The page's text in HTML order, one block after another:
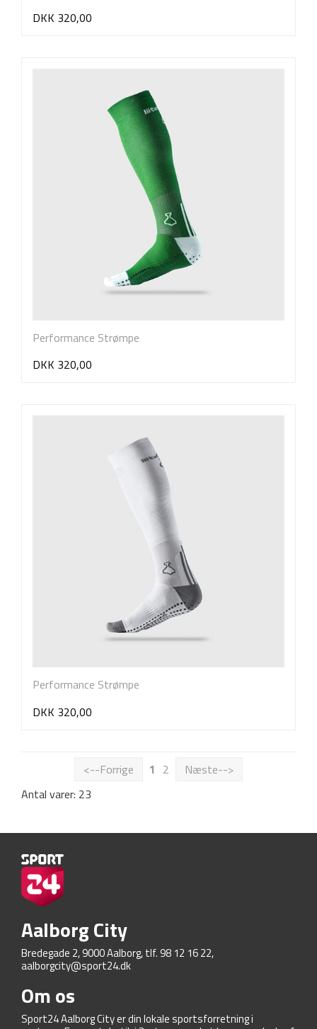
DKK 320,00
Performance Strømpe
DKK 320,00
Performance Strømpe
DKK 320,00
<--Forrige 1 2
Næste-->
Antal varer: 23
Aalborg City
Bredegade 2, 9000 Aalborg, tlf. 98 12 16 22,
aalborgcity@sport24.dk
Om os
Sport24 Aalborg City er din lokale sportsforretning i